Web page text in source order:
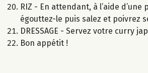
RIZ - En attendant, à l’aide
égouttez-le puis salez et poivrez
DRESSAGE - Servez votre curry
Bon appétit !